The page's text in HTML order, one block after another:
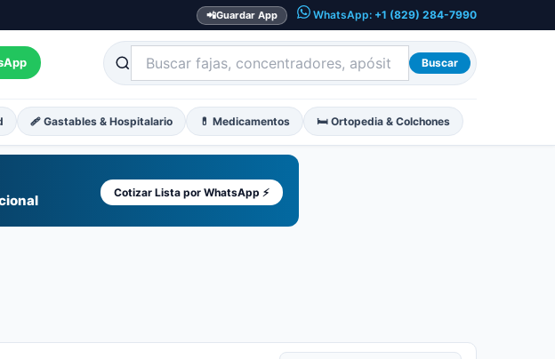
📲Guardar App WhatsApp: +1 (829) 284-7990
Buscar
🩹 Gastables & Hospitalario 💊 Medicamentos 🛏️ Ortopedia & Colchones
Cotizar Lista por WhatsApp ⚡